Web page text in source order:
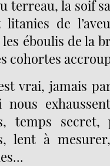
terreau, la soif
de
éboulis de la
cohortes
vrai, jamais
nous
temps
lent à